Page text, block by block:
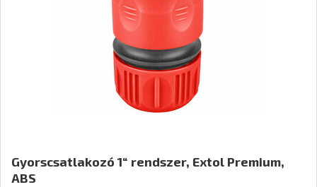
Gyorscsatlakozó 1“ rendszer, Extol Premium,
ABS